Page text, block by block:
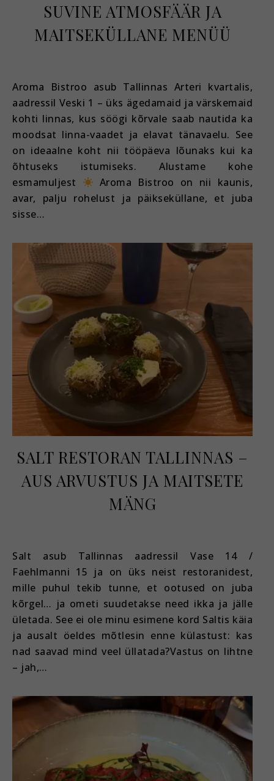
SUVINE ATMOSFÄÄR JA
MAITSEKÜLLANE MENÜÜ
Aroma Bistroo asub Tallinnas Arteri kvartalis,
aadressil Veski 1 – üks ägedamaid ja värskemaid
kohti linnas, kus söögi kõrvale saab nautida ka
moodsat linna-vaadet ja elavat tänavaelu. See
on ideaalne koht nii tööpäeva lõunaks kui ka
õhtuseks istumiseks. Alustame kohe
esmamuljest
Aroma Bistroo on nii kaunis,
avar, palju rohelust ja päikseküllane, et juba
sisse…
SALT RESTORAN TALLINNAS –
AUS ARVUSTUS JA MAITSETE
MÄNG
Salt asub Tallinnas aadressil Vase 14 /
Faehlmanni 15 ja on üks neist restoranidest,
mille puhul tekib tunne, et ootused on juba
kõrgel… ja ometi suudetakse need ikka ja jälle
ületada. See ei ole minu esimene kord Saltis käia
ja ausalt öeldes mõtlesin enne külastust: kas
nad saavad mind veel üllatada?Vastus on lihtne
– jah,…